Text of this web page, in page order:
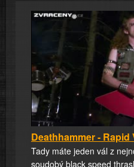
Deathhammer - Rapid
Tady máte jeden vál z
soudobý black speed